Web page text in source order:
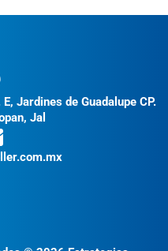
Jardines de Guadalupe CP.
Jal